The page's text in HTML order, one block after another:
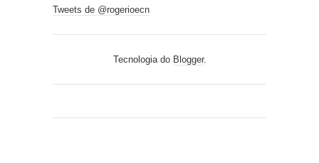
Tweets de @rogerioecn
Tecnologia do Blogger.